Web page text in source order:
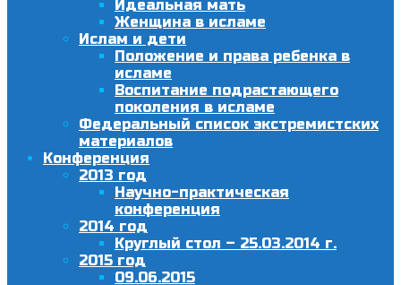
Идеальная мать
Женщина в исламе
Ислам и дети
Положение и права ребенка в
исламе
Воспитание подрастающего
поколения в исламе
Федеральный список экстремистских
материалов
Конференция
2013 год
Научно-практическая
конференция
2014 год
Круглый стол – 25.03.2014 г.
2015 год
09.06.2015